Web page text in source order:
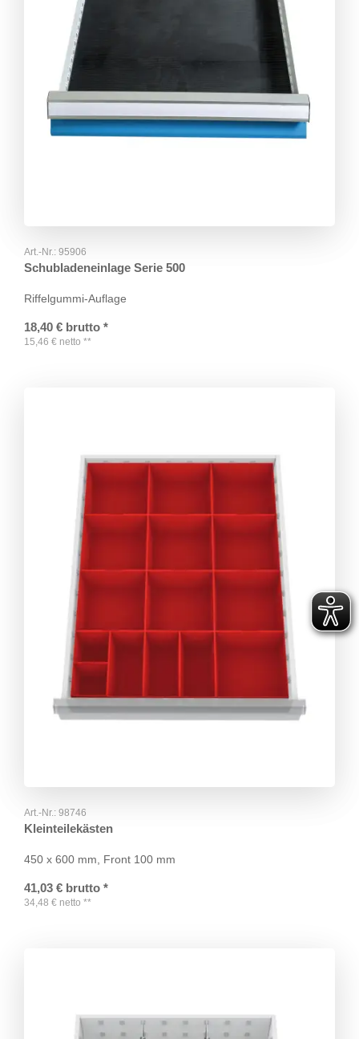
Art.-Nr.: 95906
Schubladeneinlage Serie 500
Riffelgummi-Auflage
18,40 € brutto *
15,46 € netto **
Art.-Nr.: 98746
Kleinteilekästen
450 x 600 mm, Front 100 mm
41,03 € brutto *
34,48 € netto **